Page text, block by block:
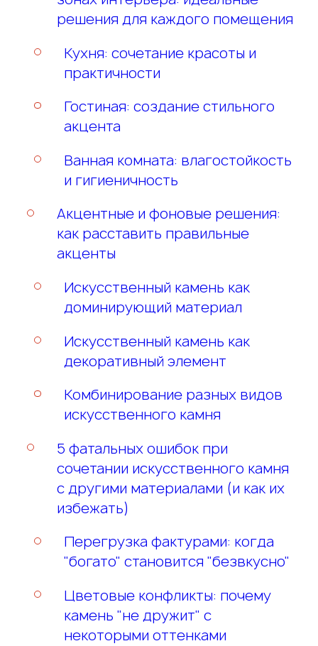
решения для каждого помещения
Кухня: сочетание красоты и
практичности
Гостиная: создание стильного
акцента
Ванная комната: влагостойкость
и гигиеничность
Акцентные и фоновые решения:
как расставить правильные
акценты
Искусственный камень как
доминирующий материал
Искусственный камень как
декоративный элемент
Комбинирование разных видов
искусственного камня
5 фатальных ошибок при
сочетании искусственного камня
с другими материалами (и как их
избежать)
Перегрузка фактурами: когда
"богато" становится "безвкусно"
Цветовые конфликты: почему
камень "не дружит" с
некоторыми оттенками